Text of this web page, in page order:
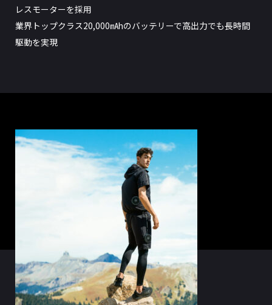
レスモーターを採用
業界トップクラス20,000㎃hのバッテリーで高出力でも長時間
駆動を実現